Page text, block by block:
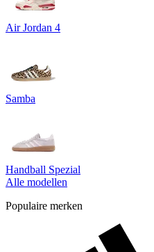
Air Jordan 4
Samba
Handball Spezial
Alle modellen
Populaire merken